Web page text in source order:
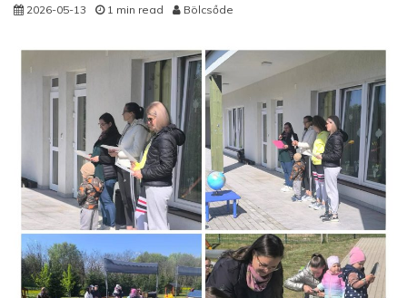
2026-05-13 1 min read Bölcsőde